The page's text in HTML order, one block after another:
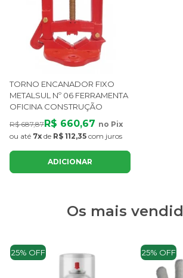
TORNO ENCANADOR FIXO
METALSUL Nº 06 FERRAMENTA
OFICINA CONSTRUÇÃO
R$ 687,87R$ 660,67 no Pix
ou até 7x de R$ 112,35 com juros
ADICIONAR
Os mais
25% OFF 25% OFF